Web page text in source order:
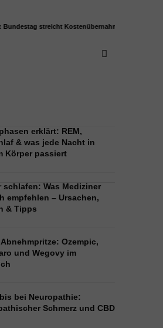
streicht Kostenübernahme für...
erklärt: REM,
& was jede Nacht in
Körper passiert
schlafen: Was Mediziner
empfehlen – Ursachen,
& Tipps
Ozempic,
und Wegovy im
bei Neuropathie:
Schmerz und CBD